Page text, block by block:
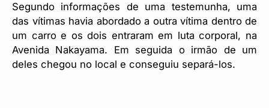
Segundo informações de uma testemunha, uma
das vítimas havia abordado a outra vítima dentro de
um carro e os dois entraram em luta corporal, na
Avenida Nakayama. Em seguida o irmão de um
deles chegou no local e conseguiu separá-los.